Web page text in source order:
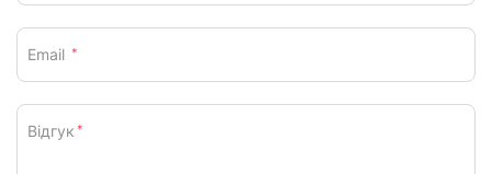
Email *
Відгук *